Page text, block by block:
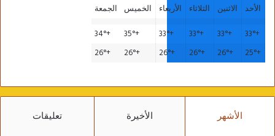
الأحد
الاثنين الثلاثاء الأربعاء الخميس الجمعة
+
33°
+
33°
+
33°
+
33°
+
35°
+
34°
+
25°
+
26°
+
26°
+
26°
+
26°
+
26°
الأشهر الأخيرة تعليقات